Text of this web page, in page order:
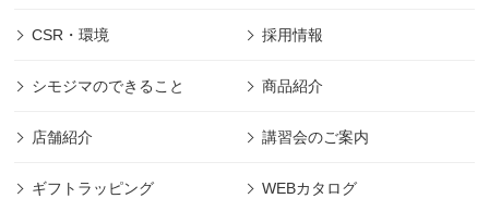
CSR・環境 採用情報
シモジマのできること 商品紹介
店舗紹介 講習会のご案内
ギフトラッピング WEBカタログ